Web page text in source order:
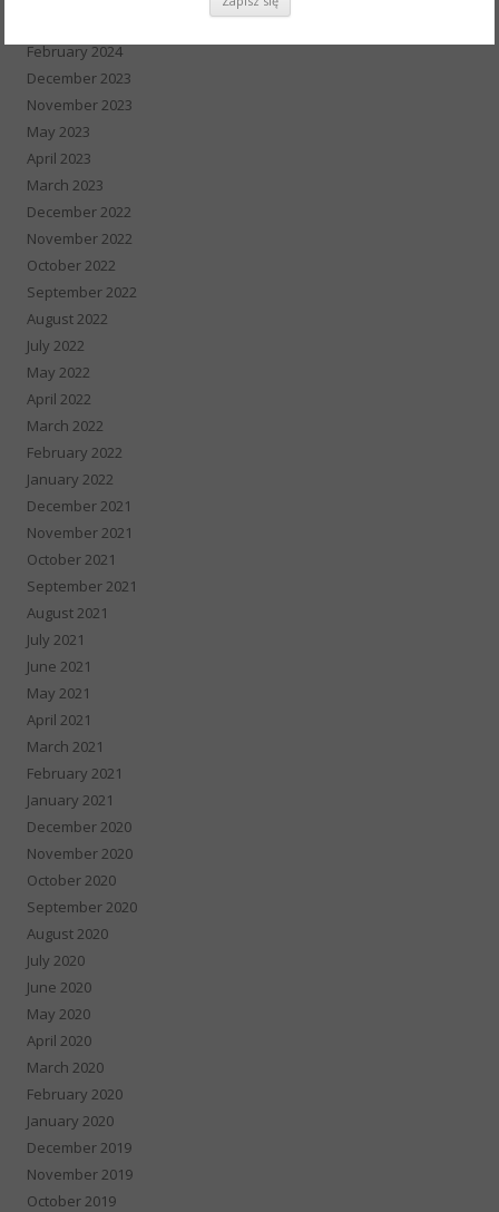
February 2024
December 2023
November 2023
May 2023
April 2023
March 2023
December 2022
November 2022
October 2022
September 2022
August 2022
July 2022
May 2022
April 2022
March 2022
February 2022
January 2022
December 2021
November 2021
October 2021
September 2021
August 2021
July 2021
June 2021
May 2021
April 2021
March 2021
February 2021
January 2021
December 2020
November 2020
October 2020
September 2020
August 2020
July 2020
June 2020
May 2020
April 2020
March 2020
February 2020
January 2020
December 2019
November 2019
October 2019